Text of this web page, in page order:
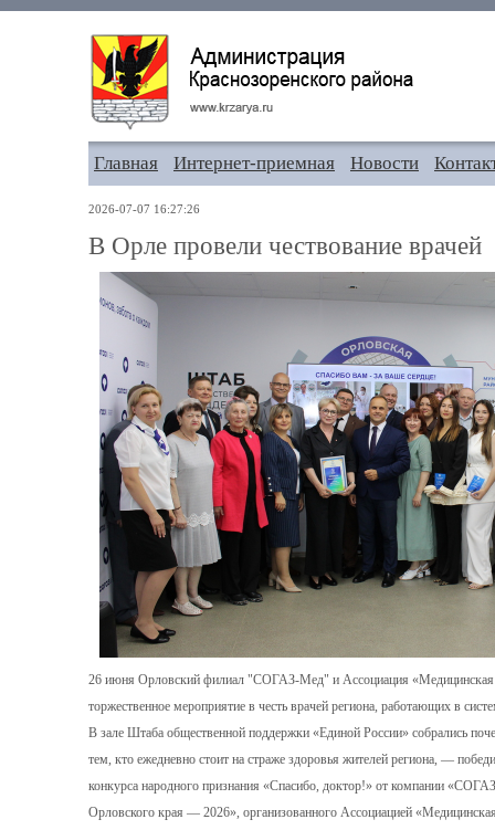
Главная Интернет-приемная Новости
2026-07-07 16:27:26
В Орле провели чествование врачей
26 июня Орловский филиал "СОГАЗ-Мед" и Ассоциация «Медицинская
торжественное мероприятие в честь врачей региона, работающих в
В зале Штаба общественной поддержки «Единой России» собрались
тем, кто ежедневно стоит на страже здоровья жителей региона, —
конкурса народного признания «Спасибо, доктор!» от компании
Орловского края — 2026», организованного Ассоциацией